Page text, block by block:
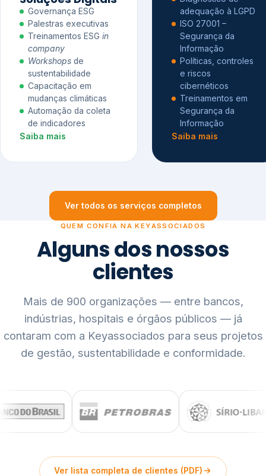
Governança ESG
Palestras executivas
Treinamentos ESG in
company
Workshops de
sustentabilidade
Capacitação em
mudanças climáticas
Automação da coleta
de indicadores
Saiba mais
adequação à LGPD
ISO 27001 –
Segurança da
Informação
Políticas, controles
e riscos
cibernéticos
Treinamentos em
Segurança da
Informação
Saiba mais
Ver todos os serviços completos
QUEM CONFIA NA KEYASSOCIADOS
Alguns dos nossos
clientes
Mais de 900 organizações — entre bancos,
indústrias, hospitais e órgãos públicos — já
contaram com a Keyassociados para seus projetos
de gestão, sustentabilidade e conformidade.
Ver lista completa de clientes (PDF)